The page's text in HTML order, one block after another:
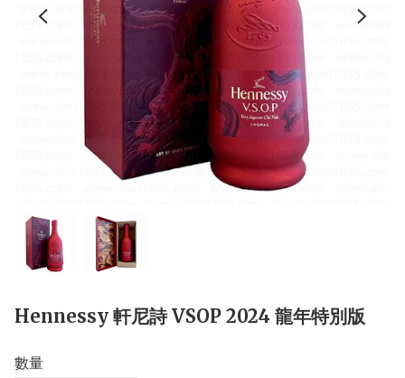
Hennessy 軒尼詩 VSOP 2024 龍年特別版
數量